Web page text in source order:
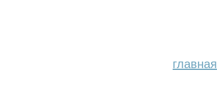
главная